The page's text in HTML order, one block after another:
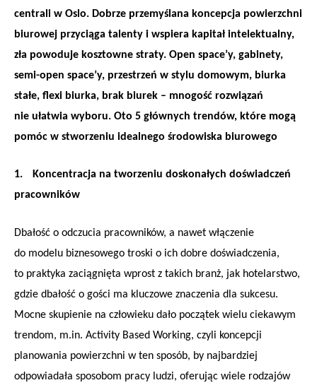
centrali w Oslo. Dobrze przemyślana koncepcja powierzchni
biurowej przyciąga talenty i wspiera kapitał intelektualny,
zła powoduje kosztowne straty. Open space’y, gabinety,
semi-open space’y, przestrzeń w stylu domowym, biurka
stałe, flexi biurka, brak biurek – mnogość rozwiązań
nie ułatwia wyboru. Oto 5 głównych trendów, które mogą
pomóc w stworzeniu idealnego środowiska biurowego
1.
Koncentracja na tworzeniu doskonałych doświadczeń
pracowników
Dbałość o odczucia pracowników, a nawet włączenie
do modelu biznesowego troski o ich dobre doświadczenia,
to praktyka zaciągnięta wprost z takich branż, jak hotelarstwo,
gdzie dbałość o gości ma kluczowe znaczenia dla sukcesu.
Mocne skupienie na człowieku dało początek wielu ciekawym
trendom, m.in. Activity Based Working, czyli koncepcji
planowania powierzchni w ten sposób, by najbardziej
odpowiadała sposobom pracy ludzi, oferując wiele rodzajów